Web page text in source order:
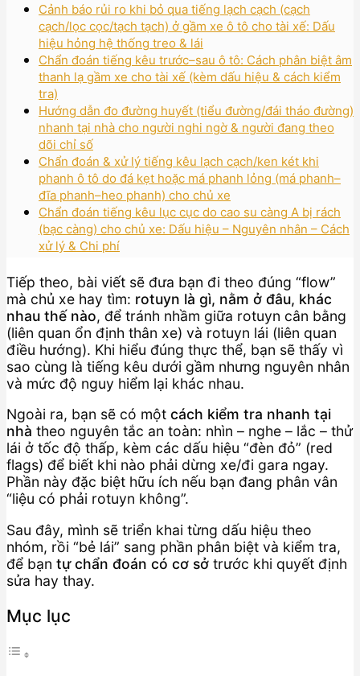
Cảnh báo rủi ro khi bỏ qua tiếng lạch cạch (cạch
cạch/lọc cọc/tạch tạch) ở gầm xe ô tô cho tài xế: Dấu
hiệu hỏng hệ thống treo & lái
Chẩn đoán tiếng kêu trước–sau ô tô: Cách phân biệt âm
thanh lạ gầm xe cho tài xế (kèm dấu hiệu & cách kiểm
tra)
Hướng dẫn đo đường huyết (tiểu đường/đái tháo đường)
nhanh tại nhà cho người nghi ngờ & người đang theo
dõi chỉ số
Chẩn đoán & xử lý tiếng kêu lạch cạch/ken két khi
phanh ô tô do đá kẹt hoặc má phanh lỏng (má phanh–
đĩa phanh–heo phanh) cho chủ xe
Chẩn đoán tiếng kêu lục cục do cao su càng A bị rách
(bạc càng) cho chủ xe: Dấu hiệu – Nguyên nhân – Cách
xử lý & Chi phí
Tiếp theo, bài viết sẽ đưa bạn đi theo đúng “flow”
mà chủ xe hay tìm: rotuyn là gì, nằm ở đâu, khác
nhau thế nào, để tránh nhầm giữa rotuyn cân bằng
(liên quan ổn định thân xe) và rotuyn lái (liên quan
điều hướng). Khi hiểu đúng thực thể, bạn sẽ thấy vì
sao cùng là tiếng kêu dưới gầm nhưng nguyên nhân
và mức độ nguy hiểm lại khác nhau.
Ngoài ra, bạn sẽ có một cách kiểm tra nhanh tại
nhà theo nguyên tắc an toàn: nhìn – nghe – lắc – thử
lái ở tốc độ thấp, kèm các dấu hiệu “đèn đỏ” (red
flags) để biết khi nào phải dừng xe/đi gara ngay.
Phần này đặc biệt hữu ích nếu bạn đang phân vân
“liệu có phải rotuyn không”.
Sau đây, mình sẽ triển khai từng dấu hiệu theo
nhóm, rồi “bẻ lái” sang phần phân biệt và kiểm tra,
để bạn tự chẩn đoán có cơ sở trước khi quyết định
sửa hay thay.
Mục lục